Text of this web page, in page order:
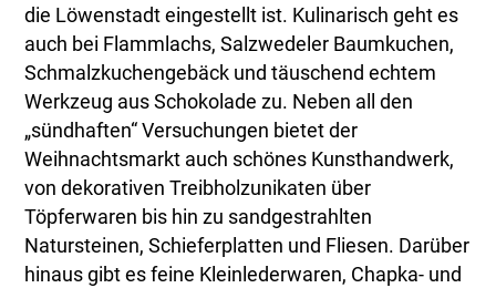
die Löwenstadt eingestellt ist. Kulinarisch geht es
auch bei Flammlachs, Salzwedeler Baumkuchen,
Schmalzkuchengebäck und täuschend echtem
Werkzeug aus Schokolade zu. Neben all den
„sündhaften“ Versuchungen bietet der
Weihnachtsmarkt auch schönes Kunsthandwerk,
von dekorativen Treibholzunikaten über
Töpferwaren bis hin zu sandgestrahlten
Natursteinen, Schieferplatten und Fliesen. Darüber
hinaus gibt es feine Kleinlederwaren, Chapka- und